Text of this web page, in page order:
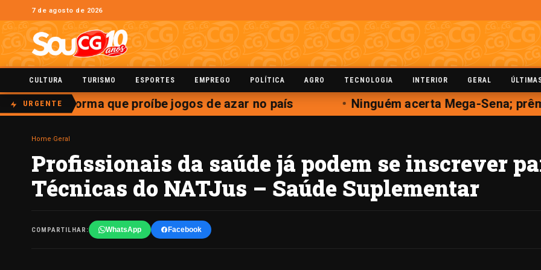
7 de agosto de 2026
CULTURA TURISMO ESPORTES EMPREGO POLÍTICA AGRO TECNOLOGIA INTERIOR GERAL
URGENTE
sobre norma que proíbe jogos de azar no país Ninguém acerta Mega-Sena;
Home Geral
Profissionais da saúde já podem se inscrever
Técnicas do NATJus – Saúde Suplementar
COMPARTILHAR: WhatsApp Facebook